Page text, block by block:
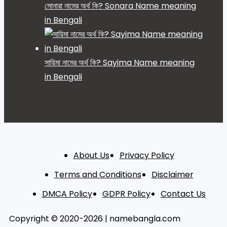
সোনারা নামের অর্থ কি? Sonara Name meaning
in Bengali
সায়িমা নামের অর্থ কি? Sayima Name meaning
in Bengali
About Us
Privacy Policy
Terms and Conditions
Disclaimer
DMCA Policy
GDPR Policy Contact Us
Copyright © 2020-2026 | namebangla.com